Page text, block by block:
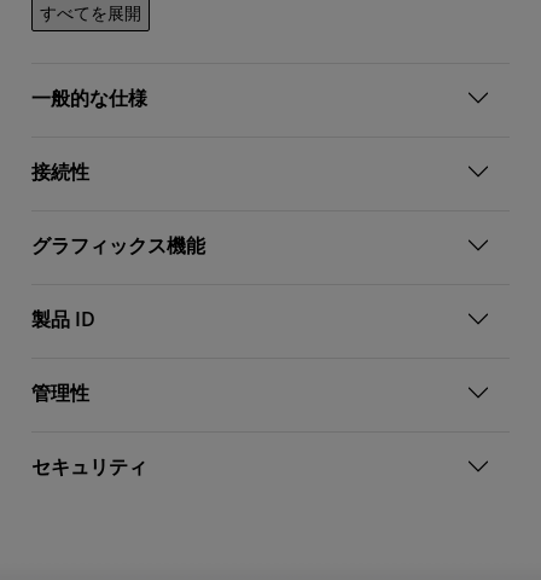
すべてを展開
一般的な仕様
接続性
グラフィックス機能
製品 ID
管理性
セキュリティ